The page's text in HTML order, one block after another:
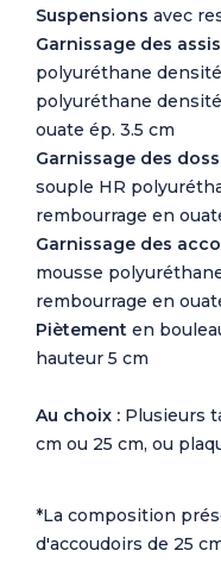
Suspensions avec
Garnissage des
polyuréthane
polyuréthane
ouate ép. 3.5 cm
Garnissage des
souple HR
rembourrage en
Garnissage des
mousse
rembourrage en
Piètement en
hauteur 5 cm
Au choix : Plusieurs
cm ou 25 cm, ou
*La composition
d'accoudoirs de 25